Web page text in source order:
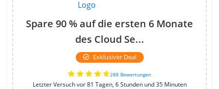
Spare 90 % auf die ersten 6 Monate
des Cloud Se...
Exklusiver Deal
288 Bewertungen
Letzter Versuch vor 81 Tagen, 6 Stunden und 35 Minuten